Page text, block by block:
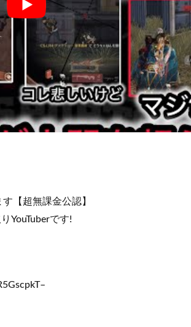
【超無課金公認】
YouTuberです!